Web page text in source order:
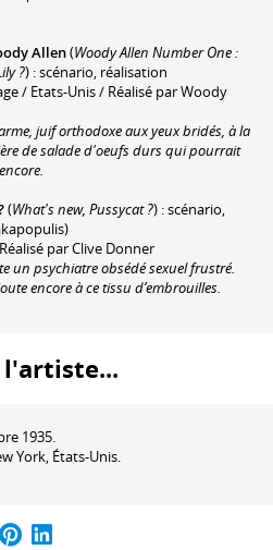
Allen(Woody Allen Number One :
?) : scénario, réalisation
/ Etats-Unis / Réalisé par Woody
juif orthodoxe aux yeux bridés, à la
de salade d'oeufs durs qui pourrait
(What's new, Pussycat ?) : scénario,
par Clive Donner
un psychiatre obsédé sexuel frustré.
encore à ce tissu d’embrouilles.
1935.
York, États-Unis.